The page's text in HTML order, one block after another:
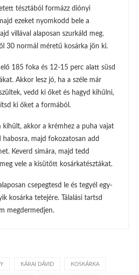
tésztából formázz diónyi
ezeket nyomkodd bele a
villával alaposan szurkáld meg.
30 normál méretű kosárka jön ki.
185 foka és 12-15 perc alatt süsd
Akkor lesz jó, ha a széle már
vedd ki őket és hagyd kihűlni,
ki őket a formából.
kihűlt, akkor a krémhez a puha vajat
majd fokozatosan add
Keverd simára, majd tedd
vele a kisütött kosárkatésztákat.
csepegtesd le és tegyél egy-
kosárka tetejére. Tálalási tartsd
megdermedjen.
KÁRAI DÁVID KOSKÁRKA